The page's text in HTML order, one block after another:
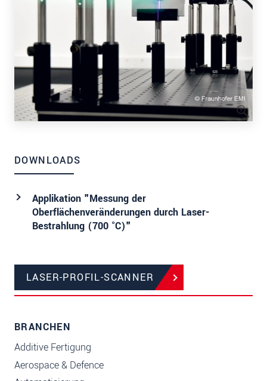
DOWNLOADS
Applikation "Messung der
Oberflächenveränderungen durch Laser-
Bestrahlung (700 °C)"
LASER-PROFIL-SCANNER
BRANCHEN
Additive Fertigung
Aerospace & Defence